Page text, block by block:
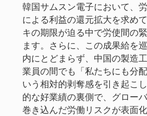
韓国サムスン電子において、
による利益の還元拡大を求め
キの期限が迫る中で労使間の
ます。さらに、この成果給を
内にとどまらず、中国の製造
業員の間でも「私たちにも分
いう相対的剥奪感を引き起こ
的な好業績の裏側で、グロー
巻き込んだ労働リスクが表面化